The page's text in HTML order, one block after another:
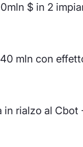
$ in 2
mln con
in rialzo al Cbot